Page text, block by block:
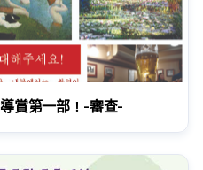
導賞第一部！-審查-